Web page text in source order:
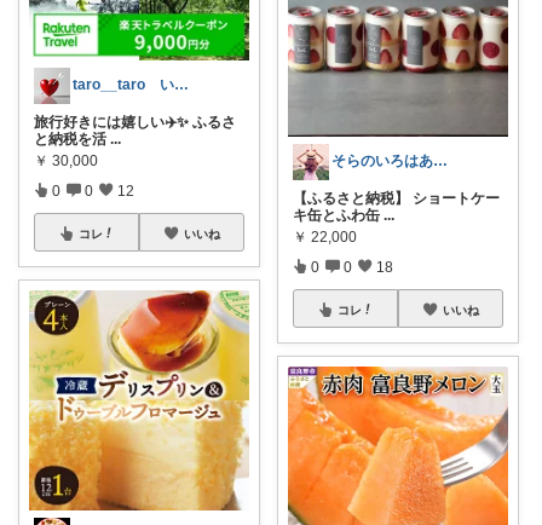
taro__taro いらっしゃませ🎶
旅行好きには嬉しい✈️✨ ふるさ
と納税を活 ...
￥ 30,000
0 0 12
コレ いいね
そらのいろはあお🐕生誕17周年🌈
【ふるさと納税】 ショートケー
キ缶とふわ缶 ...
￥ 22,000
0 0 18
コレ いいね